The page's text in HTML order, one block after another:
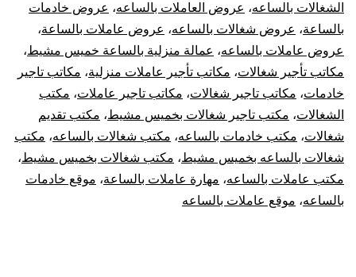
الشغالات بالساعه، عروض العاملات بالساعه، عروض خادمات
بالساعة، عروض شغالات بالساعه، عروض عاملات بالساعة،
عروض عاملات بالساعه، عمالة منزلية بالساعة خميس مشيط،
مكاتب تأجير شغالات، مكاتب تأجير عاملات منزلية، مكاتب تاجير
خادمات، مكاتب تاجير شغالات، مكاتب تاجير عاملات، مكتب
الشغالات، مكتب تاجير شغالات بخميس مشيط، مكتب تقديم
شغالات، مكتب خادمات بالساعه، مكتب شغالات بالساعه، مكتب
شغالات بالساعه بخميس مشيط، مكتب شغالات بخميس مشيط،
مكتب عاملات بالساعه، مهارة عاملات بالساعة، موقع خادمات
بالساعه، موقع عاملات بالساعه